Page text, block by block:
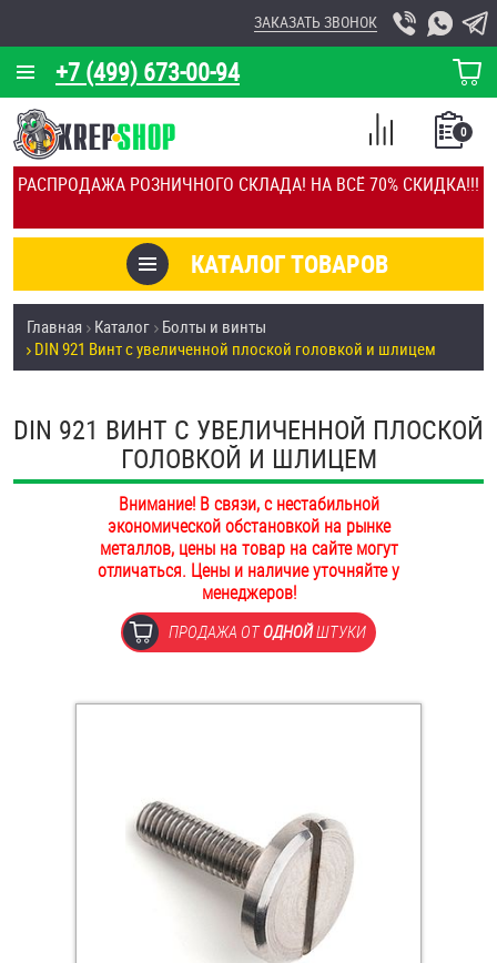
РАСПРОДАЖА РОЗНИЧНОГО СКЛАДА! НА ВСЁ 70% СКИДКА!!!
+7 (499) 673-00-94
ЗАКАЗАТЬ ЗВОНОК
КОРЗИНА
О КОМПАНИИ
КАЛЬКУЛЯТОР
ОТЗЫВЫ
УСЛУГИ
СКИДКИ
ОПТ
ПОКУПАТЕЛЯМ
ОПЛАТА И ДОСТАВКА
НАШИ МАГАЗИНЫ
КАТАЛОГ ТОВАРОВ
0
СПИСОК
СРАВНЕНИЕ
Товары со скидкой
Анкеры
Антивандальный крепёж, инструмент
Болты и винты
Втулки
Дюймовый крепёж
Инструмент
Крюки, кольца с метрической резьбой
Главная Каталог Болты и винты
DIN 921 Винт с увеличенной плоской головкой и шлицем
DIN 921 ВИНТ С УВЕЛИЧЕННОЙ ПЛОСКОЙ
ГОЛОВКОЙ И ШЛИЦЕМ
Внимание! В связи, с нестабильной
экономической обстановкой на рынке
металлов, цены на товар на сайте могут
отличаться. Цены и наличие уточняйте у
менеджеров!
ПРОДАЖА ОТОДНОЙШТУКИ